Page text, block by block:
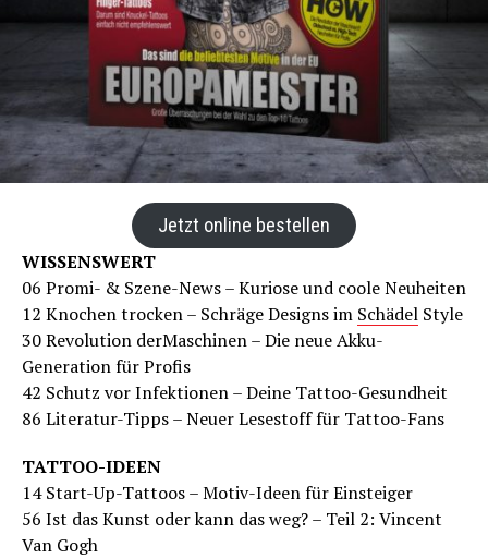
Jetzt online bestellen
WISSENSWERT
06 Promi- & Szene-News – Kuriose und coole Neuheiten
12 Knochen trocken – Schräge Designs im Schädel Style
30 Revolution derMaschinen – Die neue Akku-
Generation für Profis
42 Schutz vor Infektionen – Deine Tattoo-Gesundheit
86 Literatur-Tipps – Neuer Lesestoff für Tattoo-Fans
TATTOO-IDEEN
14 Start-Up-Tattoos – Motiv-Ideen für Einsteiger
56 Ist das Kunst oder kann das weg? – Teil 2: Vincent
Van Gogh